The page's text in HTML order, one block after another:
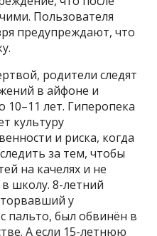
Пользователя
предупреждают, что
родители следят
в айфоне и
лет. Гиперопека
культуру
и риска, когда
за тем, чтобы
на качелях и не
школу. 8-летний
у
пальто, был обвинён в
А если 15-летнюю